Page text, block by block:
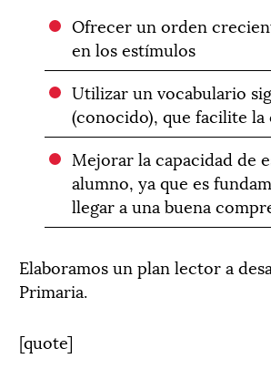
Ofrecer un orden
en los estímulos
Utilizar un vocabulario
(conocido), que facilite
Mejorar la capacidad de
alumno, ya que es
llegar a una buena
Elaboramos un plan lector a
Primaria.
[quote]